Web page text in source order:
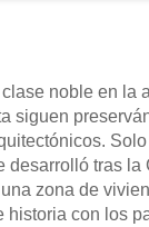
noble en la
siguen
desarrolló tras la
zona de
historia con los